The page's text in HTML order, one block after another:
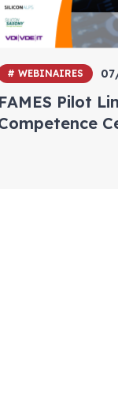
# WEBINAIRES
FAMES Pilot